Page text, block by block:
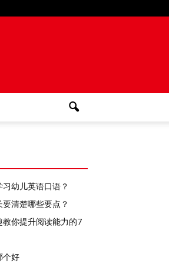
幼儿英语口语？
清楚哪些要点？
你提升阅读能力的7
个好